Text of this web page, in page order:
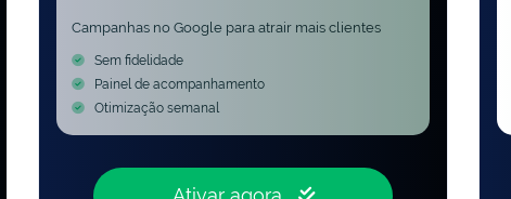
Campanhas no Google para atrair mais clientes
Sem fidelidade
Painel de acompanhamento
Otimização semanal